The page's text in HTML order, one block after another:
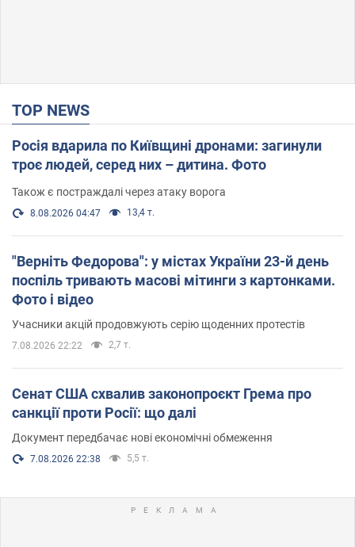
TOP NEWS
Росія вдарила по Київщині дронами: загинули
троє людей, серед них – дитина. Фото
Також є постраждалі через атаку ворога
8.08.2026 04:47 13,4 т.
"Верніть Федорова": у містах України 23-й день
поспіль тривають масові мітинги з картонками.
Фото і відео
Учасники акцій продовжують серію щоденних протестів
7.08.2026 22:22 2,7 т.
Сенат США схвалив законопроєкт Грема про
санкції проти Росії: що далі
Документ передбачає нові економічні обмеження
7.08.2026 22:38 5,5 т.